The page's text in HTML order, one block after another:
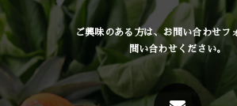
ご興味のある方は、お問い合わせフ
問い合わせください。